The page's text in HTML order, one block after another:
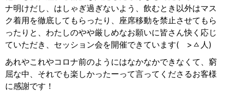
ナ明けだし、はしゃぎ過ぎないよう、飲むとき以外はマス
ク着用を徹底してもらったり、座席移動を禁止させてもら
ったりと、わたしのやや厳しめなお願いに皆さん快く応じ
ていただき、セッション会を開催できています( > ㅿ人)
あれやこれやコロナ前のようにはなかなかできなくて、窮
屈な中、それでも楽しかったーって言ってくださるお客様
に感謝です！